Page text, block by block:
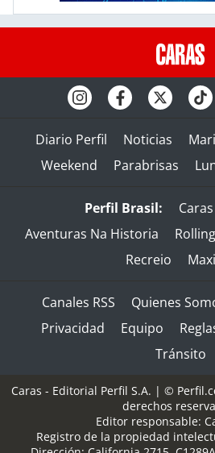
Diario Perfil Noticias
Weekend
Parabrisas
Perfil Brasil: Caras
Aventuras Na Historia
Recreio
Canales RSS Quienes
Privacidad
Equipo
Tránsito
Caras - Editorial Perfil S.A. | ©
derechos
Editor responsable:
Registro de la propiedad